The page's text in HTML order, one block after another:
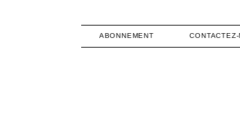
ABONNEMENT